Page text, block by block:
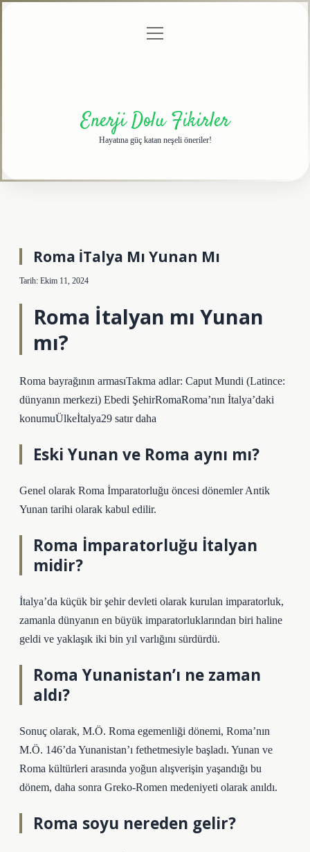
menüyü
Enerji Dolu Fikirler
Hayatına güç katan neşeli öneriler!
Roma İTalya Mı Yunan Mı
Tarih: Ekim 11, 2024
Roma İtalyan mı Yunan
mı?
Roma bayrağının armasıTakma adlar: Caput Mundi (Latince:
dünyanın merkezi) Ebedi ŞehirRomaRoma’nın İtalya’daki
konumuÜlkeİtalya29 satır daha
Eski Yunan ve Roma aynı mı?
Genel olarak Roma İmparatorluğu öncesi dönemler Antik
Yunan tarihi olarak kabul edilir.
Roma İmparatorluğu İtalyan
midir?
İtalya’da küçük bir şehir devleti olarak kurulan imparatorluk,
zamanla dünyanın en büyük imparatorluklarından biri haline
geldi ve yaklaşık iki bin yıl varlığını sürdürdü.
Roma Yunanistan’ı ne zaman
aldı?
Sonuç olarak, M.Ö. Roma egemenliği dönemi, Roma’nın
M.Ö. 146’da Yunanistan’ı fethetmesiyle başladı. Yunan ve
Roma kültürleri arasında yoğun alışverişin yaşandığı bu
dönem, daha sonra Greko-Romen medeniyeti olarak anıldı.
Roma soyu nereden gelir?